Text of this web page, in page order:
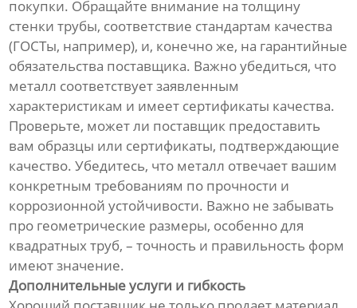
покупки. Обращайте внимание на толщину
стенки трубы, соответствие стандартам качества
(ГОСТы, например), и, конечно же, на гарантийные
обязательства поставщика. Важно убедиться, что
металл соответствует заявленным
характеристикам и имеет сертификаты качества.
Проверьте, может ли поставщик предоставить
вам образцы или сертификаты, подтверждающие
качество. Убедитесь, что металл отвечает вашим
конкретным требованиям по прочности и
коррозионной устойчивости. Важно не забывать
про геометрические размеры, особенно для
квадратных труб, – точность и правильность форм
имеют значение.
Дополнительные услуги и гибкость